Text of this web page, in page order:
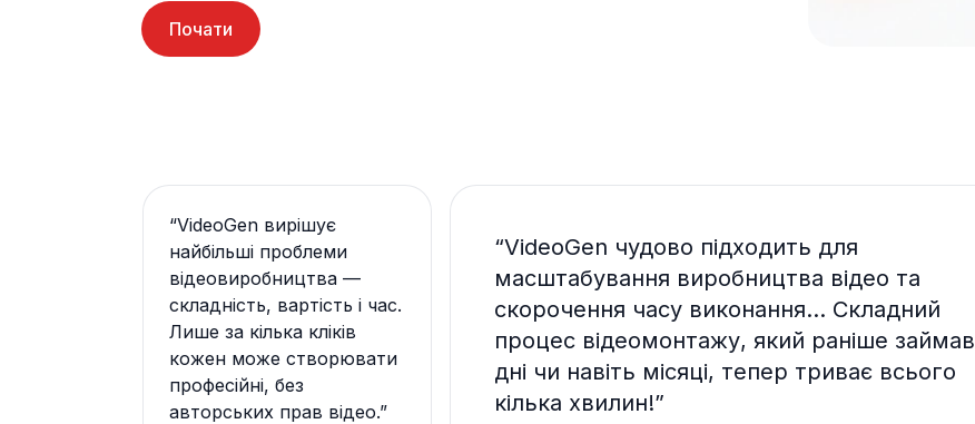
Почати
“VideoGen чудово підходить для
масштабування виробництва відео та
скорочення часу виконання... Складний
процес відеомонтажу, який раніше займав
дні чи навіть місяці, тепер триває всього
кілька хвилин!”
“VideoGen вирішує
найбільші проблеми
відеовиробництва —
складність, вартість і час.
Лише за кілька кліків
кожен може створювати
професійні, без
авторських прав відео.”